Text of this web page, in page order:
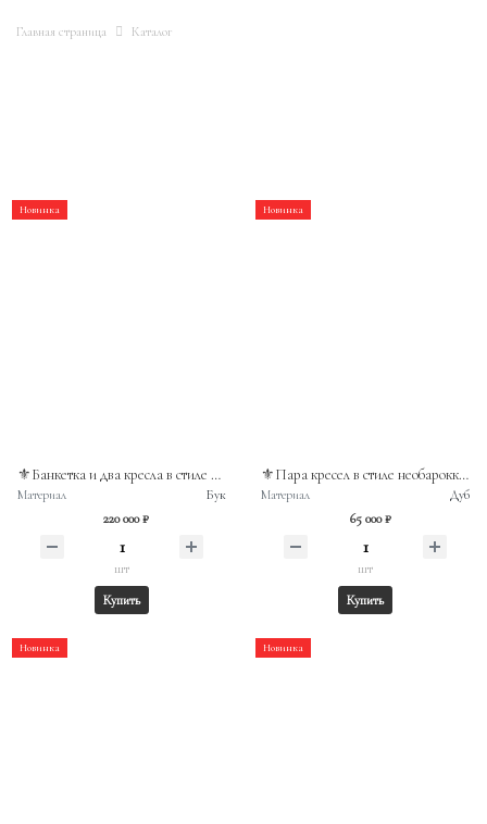
Главная страница Каталог
Новинка
⚜️Банкетка и два кресла в стиле неоклассицизм, Франция, конец XIX века.
Материал Бук
220 000 ₽
шт
Купить
Новинка
⚜️Пара кресел в стиле необарокко. Массив дуба, гобелен. Нидерланды, первая половина XXв
Материал Дуб
65 000 ₽
шт
Купить
Новинка Новинка